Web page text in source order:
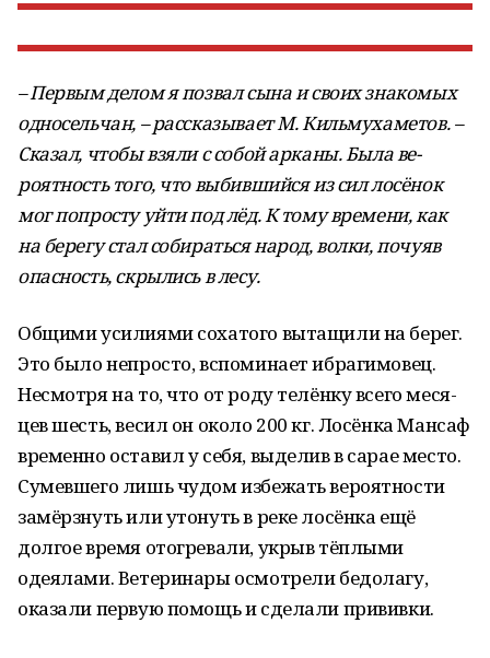
– Первым делом я позвал сына и своих знакомых
одно­сельчан, – рассказывает М. Кильмухаметов. –
Сказал, чтобы взяли с собой арканы. Была ве­
роятность того, что выбивший­ся из сил лосёнок
мог попросту уйти под лёд. К тому времени, как
на берегу стал собираться народ, волки, почуяв
опасность, скрылись в лесу.
Общими усилиями сохатого вытащили на берег.
Это было непросто, вспоминает ибра­гимовец.
Несмотря на то, что от роду телёнку всего меся­
цев шесть, весил он около 200 кг. Лосёнка Мансаф
временно оставил у себя, выделив в сарае место.
Сумевшего лишь чудом избежать вероятности
замёрз­нуть или утонуть в реке лосёнка ещё
долгое время отогревали, укрыв тёплыми
одеялами. Ве­теринары осмотрели бедолагу,
оказали первую помощь и сде­лали прививки.